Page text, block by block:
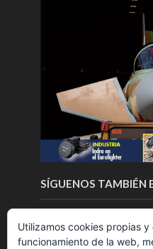
SÍGUENOS TAMBIÉN
Utilizamos cookies propias
funcionamiento de la web,